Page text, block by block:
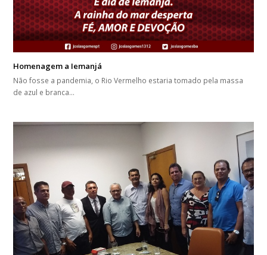
Homenagem a Iemanjá
Não fosse a pandemia, o Rio Vermelho estaria tomado pela massa
de azul e branca…